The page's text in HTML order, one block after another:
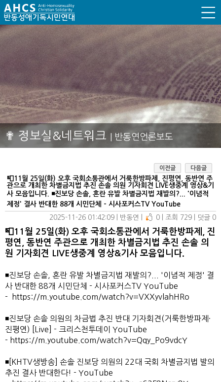
✟ 정보실&네트워크 | 반동연언론보도
이전글 다음글
📮11월 25일(화) 오후 국회소통관에서 거룩한방파제, 진평연, 동반연 주
관으로 개최한 차별금지법 추진 손솔 의원 기자회견 LIVE생중계 영상&기
사 모음입니다. ◾️진보당 손솔, 혼란 유발 차별금지법 재발의?... '이념적
제정' 결사 반대한 88개 시민단체 - 시사포커스TV YouTube
2025-11-26 01:42:09
반동연 0 조회 729 덧글 0
📮11월 25일(화) 오후 국회소통관에서 거룩한방파제, 진
평연, 동반연 주관으로 개최한 차별금지법 추진 손솔 의
원 기자회견 LIVE생중계 영상&기사 모음입니다.
◾️진보당 손솔, 혼란 유발 차별금지법 재발의?... '이념적 제정' 결
사 반대한 88개 시민단체 - 시사포커스TV YouTube
-
https://m.youtube.com/watch?v=VXXyvlahHRo
◾️진보당 손솔 의원의 차금법 추진 반대 기자회견(거룩한방파제·
진평연) [Live] - 크리스천투데이 YouTube
- https://m.youtube.com/watch?v=Qqy_Po9vdcY
◾️[KHTV생방송] 손솔 진보당 의원의 22대 국회 차별금지법 발의
추진 결사 반대한다! - YouTube